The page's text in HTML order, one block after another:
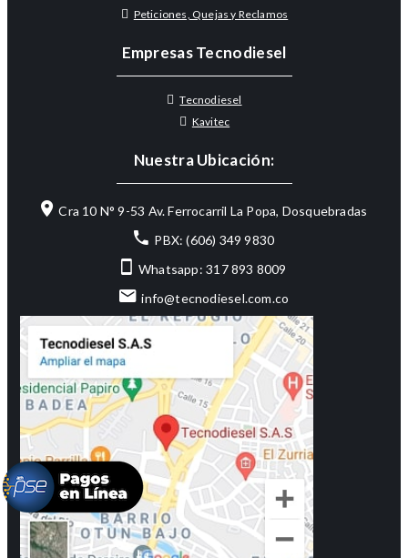
Peticiones, Quejas y Reclamos
Empresas Tecnodiesel
Tecnodiesel
Kavitec
Nuestra Ubicación:
Cra 10 N° 9-53 Av. Ferrocarril La Popa, Dosquebradas
PBX: (606) 349 9830
Whatsapp: 317 893 8009
info@tecnodiesel.com.co